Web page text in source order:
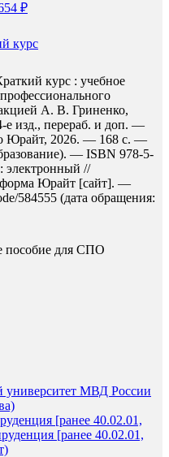
₽
курс
курс : учебное
А. В. Гриненко,
изд., перераб. и доп. —
Юрайт, 2026. — 168 с. —
— ISBN 978-5-
электронный //
Юрайт [сайт]. —
584555 (дата обращения:
пособие для СПО
университет МВД России
[ранее 40.02.01,
[ранее 40.02.01,